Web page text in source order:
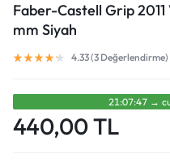
Faber-Castell Grip
mm Siyah
4.33 (3 Değerlendirme)
21:07:47→
440,00TL